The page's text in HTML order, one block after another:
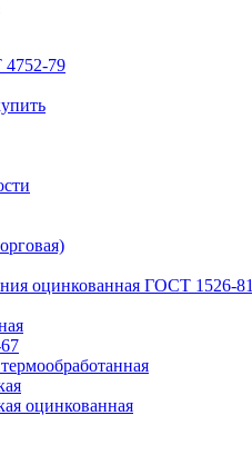
79
оцинкованная ГОСТ 1526-81
оцинкованная